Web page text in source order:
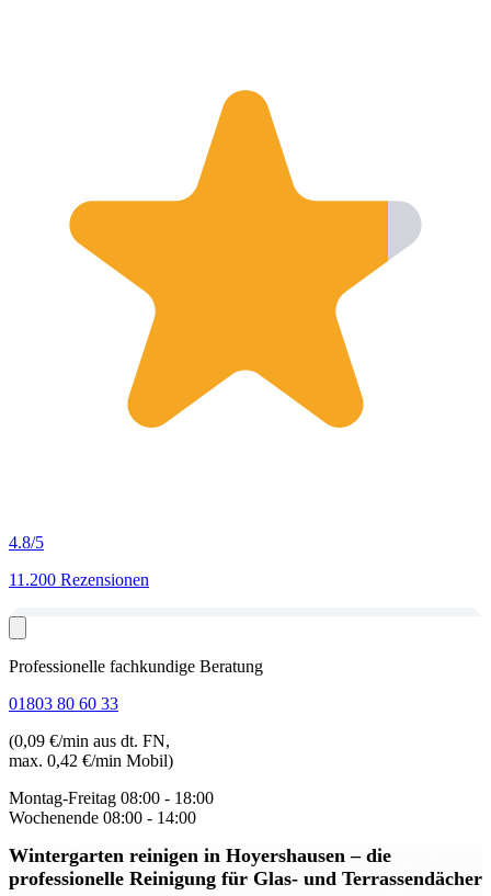
4.8/5
11.200 Rezensionen
Professionelle fachkundige Beratung
01803 80 60 33
(0,09 €/min aus dt. FN,
max. 0,42 €/min Mobil)
Montag-Freitag 08:00 - 18:00
Wochenende 08:00 - 14:00
Wintergarten reinigen in Hoyershausen– die
professionelle Reinigung für Glas- und Terrassendächer